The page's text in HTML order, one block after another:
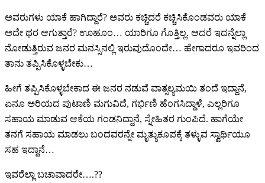
ಅವರುಗಳು ಯಾಕೆ ಹಾಗಿದ್ದಾರೆ? ಅವರು ಕಚ್ಚಿದರೆ ಕಚ್ಚಿಸಿಕೊಂಡವರು ಯಾಕೆ
ಅದೇ ಥರ ಆಗುತ್ತಾರೆ? ಊಹೂಂ… ಯಾರಿಗೂ ಗೊತ್ತಿಲ್ಲ. ಆದರೆ ಇದನ್ನೆಲ್ಲಾ
ನೋಡುತ್ತಿರುವ ಜನರ ಮನಸ್ಸಿನಲ್ಲಿ ಇರುವುದೊಂದೇ… ಹೇಗಾದರೂ ಇವರಿಂದ
ತಾನು ತಪ್ಪಿಸಿಕೊಳ್ಳಬೇಕು…
ಹೀಗೆ ತಪ್ಪಿಸಿಕೊಳ್ಳಬೇಕಾದ ಈ ಜನರ ನಡುವೆ ವಾತ್ಸಲ್ಯಮಯಿ ತಂದೆ ಇದ್ದಾನೆ,
ಏನೂ ಅರಿಯದ ಪುಟಾಣಿ ಮಗುವಿದೆ, ಗರ್ಭಿಣಿ ಹೆಂಗಸಿದ್ದಾಳೆ, ಎಲ್ಲರಿಗೂ
ಸಹಾಯ ಮಾಡುವ ಆಕೆಯ ಗಂಡನಿದ್ದಾನೆ, ಸ್ನೇಹಿತರ ಗುಂಪಿದೆ. ಹಾಗೆಯೇ
ತನಗೆ ಸಹಾಯ ಮಾಡಲು ಬಂದವರನ್ನೇ ಮೃತ್ಯುಕೂಪಕ್ಕೆ ತಳ್ಳುವ ಸ್ವಾರ್ಥಿಯೂ
ಸಹ ಇದ್ದಾನೆ…
ಇವರೆಲ್ಲಾ ಬಚಾವಾದರೇ….??